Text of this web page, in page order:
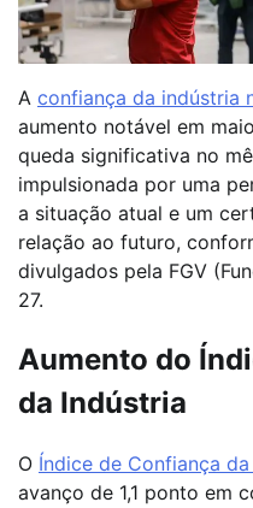
A confiança da indústria
aumento notável em
queda significativa no
impulsionada por uma
a situação atual e um
relação ao futuro,
divulgados pela FGV
27.
Aumento do
da Indústria
O Índice de Confiança
avanço de 1,1 ponto em